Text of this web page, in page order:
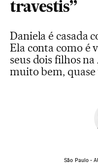
travestis”
Daniela é casada
Ela conta como é
seus dois filhos
muito bem, quase
São Paulo -